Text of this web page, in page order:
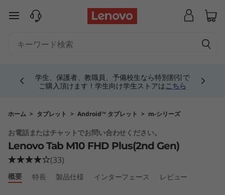
T
0
F
H
D
メインコンテンツにスキップする
学生、保護者、教職員、予備校生なら特別割引で
ご購入頂けます！学生向け学生ストアはこちら
ホーム > タブレット > Android™ タブレット > m-シリーズ
お電話またはチャットでお問い合わせください。
Lenovo Tab M10 FHD Plus(2nd Gen)
(33)
概要 特長 製品仕様 インターフェース レビュー